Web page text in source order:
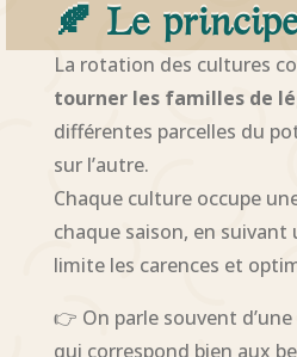
🍂 Le
La rotation des cultures
tourner les familles de
différentes parcelles du
sur l’autre.
Chaque culture occupe
chaque saison, en
limite les carences et
👉 On parle souvent d’une
qui correspond bien aux